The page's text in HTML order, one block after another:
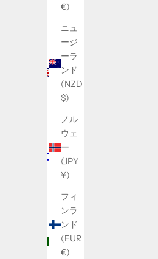
€)
ニュ
ージ
ーラ
ンド
(NZD
$)
ノル
ウェ
ー
(JPY
¥)
フィ
ンラ
ンド
(EUR
€)
د.إ)
イギ
リス
(GBP
£)
イ
ス
ラ
エ
ル
₪)
イタ
リア
(EUR